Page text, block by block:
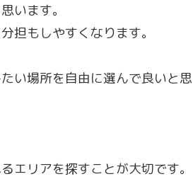
います。
担もしやすくなります。
い場所を自由に選んで良いと思
エリアを探すことが大切です。